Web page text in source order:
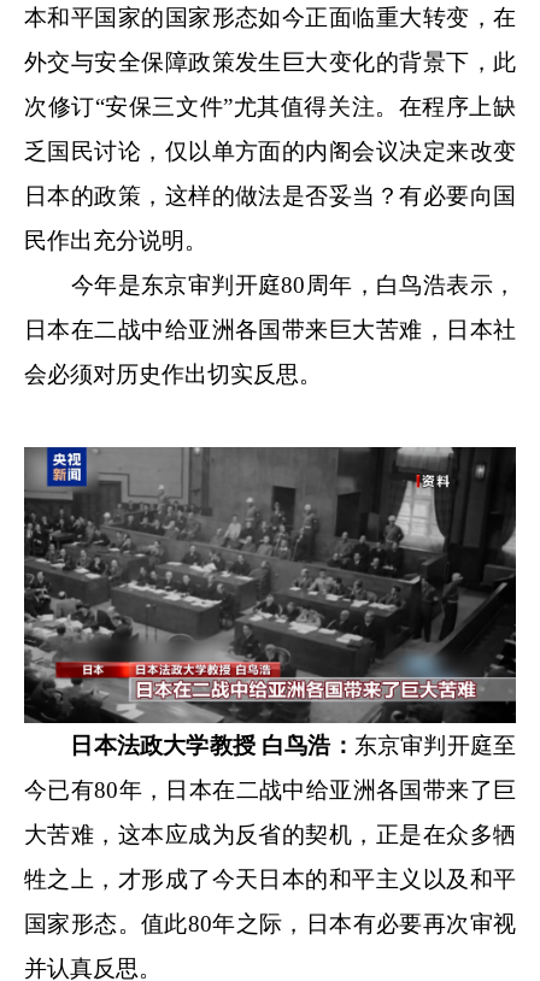
本和平国家的国家形态如今正面临重大转变，在
外交与安全保障政策发生巨大变化的背景下，此
次修订“安保三文件”尤其值得关注。在程序上缺
乏国民讨论，仅以单方面的内阁会议决定来改变
日本的政策，这样的做法是否妥当？有必要向国
民作出充分说明。
今年是东京审判开庭80周年，白鸟浩表示，
日本在二战中给亚洲各国带来巨大苦难，日本社
会必须对历史作出切实反思。
日本法政大学教授 白鸟浩： 东京审判开庭至
今已有80年，日本在二战中给亚洲各国带来了巨
大苦难，这本应成为反省的契机，正是在众多牺
牲之上，才形成了今天日本的和平主义以及和平
国家形态。值此80年之际，日本有必要再次审视
并认真反思。